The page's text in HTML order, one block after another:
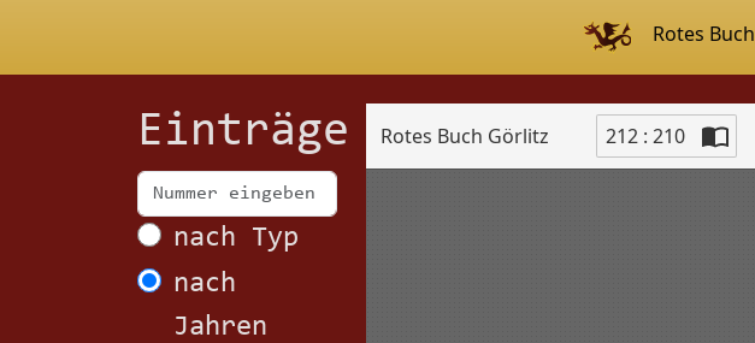
Rotes Buch
Einträge
nach Typ
nach
Jahren
Rotes Buch Görlitz 212 : 210